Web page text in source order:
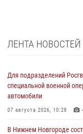
ЛЕНТА НОВОСТЕЙ
Для подразделений
специальной военной
автомобили
07 августа 2026, 10:28
В Нижнем Новгороде